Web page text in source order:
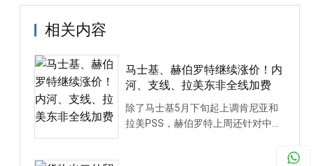
相关内容
马士基、赫伯罗特继续涨价！内
河、支线、拉美东非全线加费
除了马士基5月下旬起上调肯尼亚和
拉美PSS，赫伯罗特上周还针对中国